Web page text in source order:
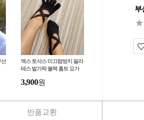
선
엑스 토삭스 미끄럼방지 필라
테스 발가락 블랙 홈트 요가
3,900원
부
반품교환